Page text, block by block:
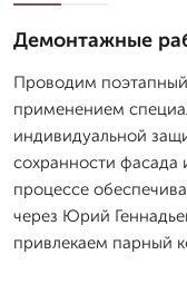
Демонтажные
Проводим
применением
индивидуальной
сохранности фасада
процессе
через Юрий
привлекаем парный